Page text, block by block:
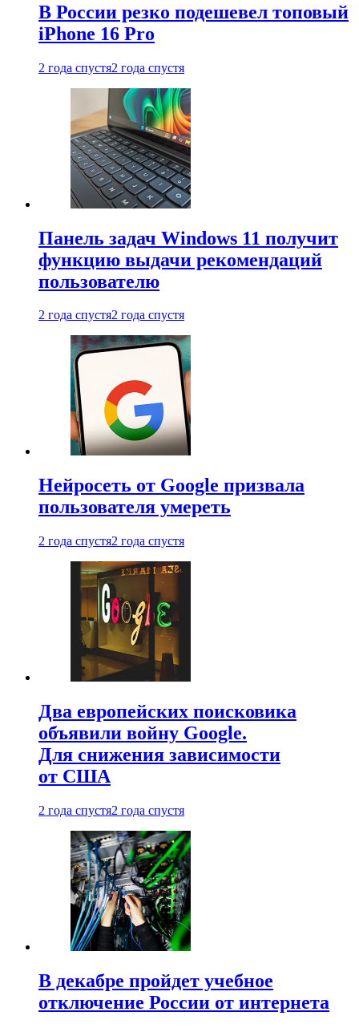
В России резко подешевел топовый
iPhone 16 Pro
2 года спустя2 года спустя
Панель задач Windows 11 получит
функцию выдачи рекомендаций
пользователю
2 года спустя2 года спустя
Нейросеть от Google призвала
пользователя умереть
2 года спустя2 года спустя
Два европейских поисковика
объявили войну Google.
Для снижения зависимости
от США
2 года спустя2 года спустя
В декабре пройдет учебное
отключение России от интернета